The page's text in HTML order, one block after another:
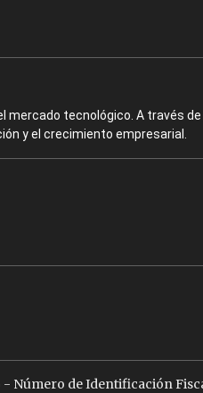
mercado tecnológico. A través
y el crecimiento empresarial.
- Número de Identificación